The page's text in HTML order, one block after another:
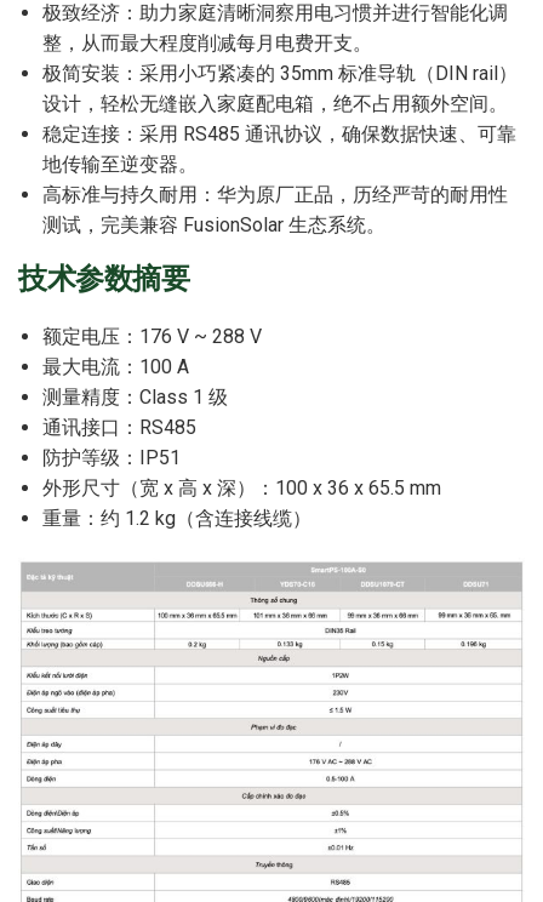
极致经济：助力家庭清晰洞察用电习惯并进行智能化调
整，从而最大程度削减每月电费开支。
极简安装：采用小巧紧凑的 35mm 标准导轨（DIN rail）
设计，轻松无缝嵌入家庭配电箱，绝不占用额外空间。
稳定连接：采用 RS485 通讯协议，确保数据快速、可靠
地传输至逆变器。
高标准与持久耐用：华为原厂正品，历经严苛的耐用性
测试，完美兼容 FusionSolar 生态系统。
技术参数摘要
额定电压：176 V ~ 288 V
最大电流：100 A
测量精度：Class 1 级
通讯接口：RS485
防护等级：IP51
外形尺寸（宽 x 高 x 深）：100 x 36 x 65.5 mm
重量：约 1.2 kg（含连接线缆）